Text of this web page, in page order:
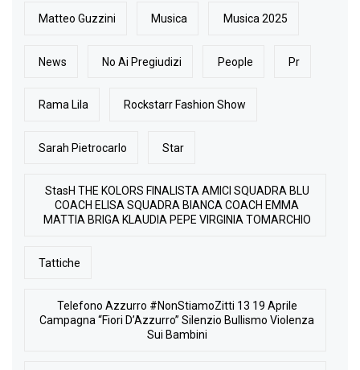
Matteo Guzzini Musica Musica 2025
News No Ai Pregiudizi People Pr
Rama Lila Rockstarr Fashion Show
Sarah Pietrocarlo Star
StasH THE KOLORS FINALISTA AMICI SQUADRA BLU
COACH ELISA SQUADRA BIANCA COACH EMMA
MATTIA BRIGA KLAUDIA PEPE VIRGINIA TOMARCHIO
Tattiche
Telefono Azzurro #NonStiamoZitti 13 19 Aprile
Campagna “Fiori D’Azzurro” Silenzio Bullismo Violenza
Sui Bambini